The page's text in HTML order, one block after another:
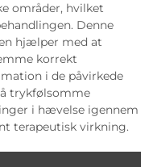
områder, hvilket
Denne
hjælper med at
korrekt
i de påvirkede
trykfølsomme
i hævelse igennem
terapeutisk virkning.